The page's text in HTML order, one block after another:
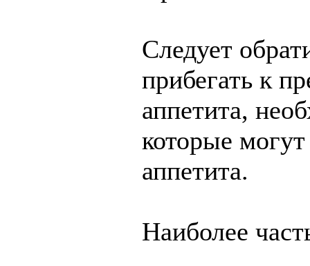
Следует
прибегать к
аппетита,
которые
аппетита.
Наиболее